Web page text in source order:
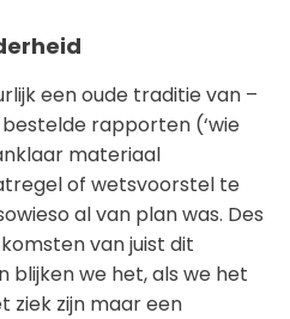
een oude traditie van –
rapporten (‘wie
materiaal
of wetsvoorstel te
al van plan was. Des
van juist dit
we het, als we het
ziek zijn maar een